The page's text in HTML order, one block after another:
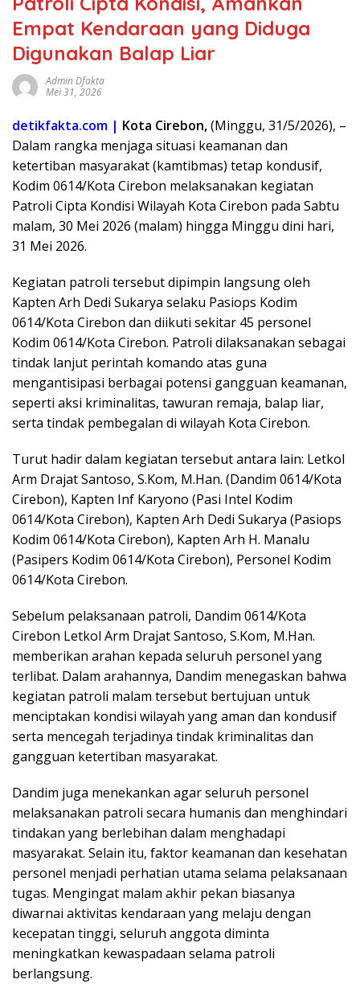
Empat Kendaraan yang Diduga
Digunakan Balap Liar
Admin Dfakta
Mei 31, 2026
detikfakta.com | Kota Cirebon,(Minggu, 31/5/2026), –
Dalam rangka menjaga situasi keamanan dan
ketertiban masyarakat (kamtibmas) tetap kondusif,
Kodim 0614/Kota Cirebon melaksanakan kegiatan
Patroli Cipta Kondisi Wilayah Kota Cirebon pada Sabtu
malam, 30 Mei 2026 (malam) hingga Minggu dini hari,
31 Mei 2026.
Kegiatan patroli tersebut dipimpin langsung oleh
Kapten Arh Dedi Sukarya selaku Pasiops Kodim
0614/Kota Cirebon dan diikuti sekitar 45 personel
Kodim 0614/Kota Cirebon. Patroli dilaksanakan sebagai
tindak lanjut perintah komando atas guna
mengantisipasi berbagai potensi gangguan keamanan,
seperti aksi kriminalitas, tawuran remaja, balap liar,
serta tindak pembegalan di wilayah Kota Cirebon.
Turut hadir dalam kegiatan tersebut antara lain: Letkol
Arm Drajat Santoso, S.Kom, M.Han. (Dandim 0614/Kota
Cirebon), Kapten Inf Karyono (Pasi Intel Kodim
0614/Kota Cirebon), Kapten Arh Dedi Sukarya (Pasiops
Kodim 0614/Kota Cirebon), Kapten Arh H. Manalu
(Pasipers Kodim 0614/Kota Cirebon), Personel Kodim
0614/Kota Cirebon.
Sebelum pelaksanaan patroli, Dandim 0614/Kota
Cirebon Letkol Arm Drajat Santoso, S.Kom, M.Han.
memberikan arahan kepada seluruh personel yang
terlibat. Dalam arahannya, Dandim menegaskan bahwa
kegiatan patroli malam tersebut bertujuan untuk
menciptakan kondisi wilayah yang aman dan kondusif
serta mencegah terjadinya tindak kriminalitas dan
gangguan ketertiban masyarakat.
Dandim juga menekankan agar seluruh personel
melaksanakan patroli secara humanis dan menghindari
tindakan yang berlebihan dalam menghadapi
masyarakat. Selain itu, faktor keamanan dan kesehatan
personel menjadi perhatian utama selama pelaksanaan
tugas. Mengingat malam akhir pekan biasanya
diwarnai aktivitas kendaraan yang melaju dengan
kecepatan tinggi, seluruh anggota diminta
meningkatkan kewaspadaan selama patroli
berlangsung.